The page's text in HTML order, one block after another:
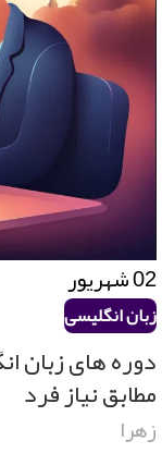
02شهریور
زبان انگلیسی
دوره های زبان
مطابق نیاز فرد
زهرا